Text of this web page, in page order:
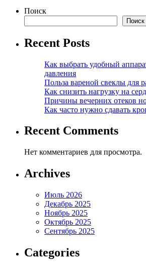
Поиск
Поиск
Recent Posts
Как выбрать удобный
давления
Польза вареной свеклы для
Как снизить нагрузку на
Причины вечерних отеков
Как часто нужно сдавать
Recent Comments
Нет комментариев для просмотра.
Archives
Июль 2026
Декабрь 2025
Ноябрь 2025
Октябрь 2025
Сентябрь 2025
Categories